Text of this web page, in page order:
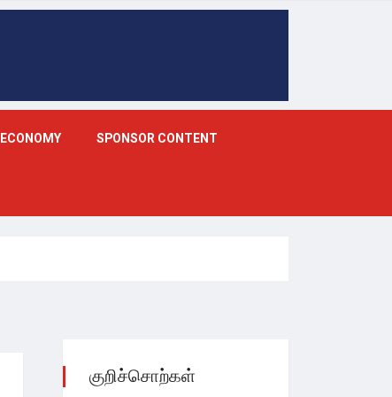
ECONOMY SPONSOR CONTENT
குறிச்சொற்கள்